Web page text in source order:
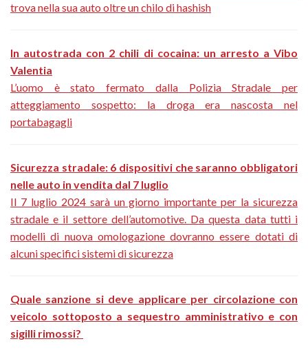
trova nella sua auto oltre un chilo di hashish
In autostrada con 2 chili di cocaina: un arresto a Vibo
Valentia
L’uomo è stato fermato dalla Polizia Stradale per
atteggiamento sospetto: la droga era nascosta nel
portabagagli
Sicurezza stradale: 6 dispositivi che saranno obbligatori
nelle auto in vendita dal 7 luglio
Il 7 luglio 2024 sarà un giorno importante per la sicurezza
stradale e il settore dell’automotive. Da questa data tutti i
modelli di nuova omologazione dovranno essere dotati di
alcuni specifici sistemi di sicurezza
Quale sanzione si deve applicare per circolazione con
veicolo sottoposto a sequestro amministrativo e con
sigilli rimossi?